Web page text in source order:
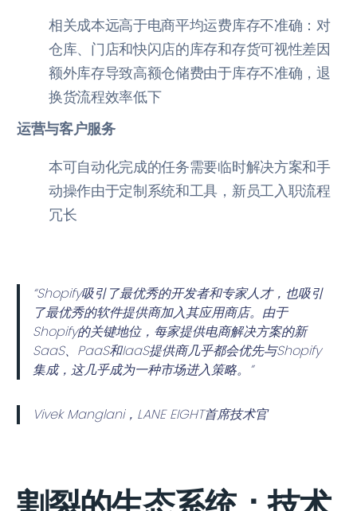
相关成本远高于电商平均运费库存不准确：对
仓库、门店和快闪店的库存和存货可视性差因
额外库存导致高额仓储费由于库存不准确，退
换货流程效率低下
运营与客户服务
本可自动化完成的任务需要临时解决方案和手
动操作由于定制系统和工具，新员工入职流程
冗长
“Shopify吸引了最优秀的开发者和专家人才，也吸引
了最优秀的软件提供商加入其应用商店。由于
Shopify的关键地位，每家提供电商解决方案的新
SaaS、PaaS和IaaS提供商几乎都会优先与Shopify
集成，这几乎成为一种市场进入策略。”
Vivek Manglani，LANE EIGHT首席技术官